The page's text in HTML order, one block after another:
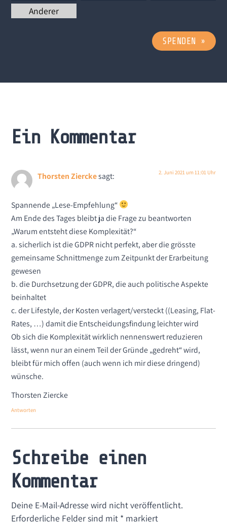
Anderer
SPENDEN »
Ein Kommentar
Thorsten Zierckesagt: 2. Juni 2021 um 11:01 Uhr
Spannende „Lese-Empfehlung“
Am Ende des Tages bleibt ja die Frage zu beantworten
„Warum entsteht diese Komplexität?“
a. sicherlich ist die GDPR nicht perfekt, aber die grösste
gemeinsame Schnittmenge zum Zeitpunkt der Erarbeitung
gewesen
b. die Durchsetzung der GDPR, die auch politische Aspekte
beinhaltet
c. der Lifestyle, der Kosten verlagert/versteckt ((Leasing, Flat-
Rates, …) damit die Entscheidungsfindung leichter wird
Ob sich die Komplexität wirklich nennenswert reduzieren
lässt, wenn nur an einem Teil der Gründe „gedreht“ wird,
bleibt für mich offen (auch wenn ich mir diese dringend)
wünsche.
Thorsten Ziercke
Antworten
Schreibe einen
Kommentar
Deine E-Mail-Adresse wird nicht veröffentlicht.
Erforderliche Felder sind mit * markiert